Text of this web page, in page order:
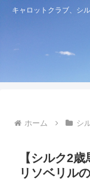
キャロットクラブ、シ
ホーム シ
【シルク2
リソベリル